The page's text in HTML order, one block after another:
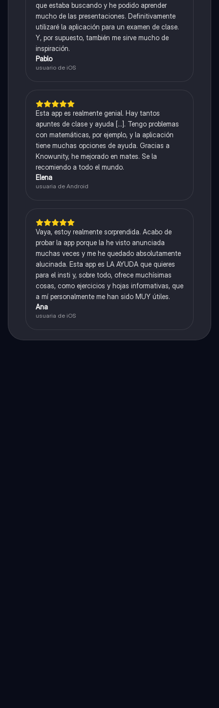
que estaba buscando y he podido aprender
mucho de las presentaciones. Definitivamente
utilizaré la aplicación para un examen de clase.
Y, por supuesto, también me sirve mucho de
inspiración.
Pablo
usuario de iOS
Esta app es realmente genial. Hay tantos
apuntes de clase y ayuda [...]. Tengo problemas
con matemáticas, por ejemplo, y la aplicación
tiene muchas opciones de ayuda. Gracias a
Knowunity, he mejorado en mates. Se la
recomiendo a todo el mundo.
Elena
usuaria de Android
Vaya, estoy realmente sorprendida. Acabo de
probar la app porque la he visto anunciada
muchas veces y me he quedado absolutamente
alucinada. Esta app es LA AYUDA que quieres
para el insti y, sobre todo, ofrece muchísimas
cosas, como ejercicios y hojas informativas, que
a mí personalmente me han sido MUY útiles.
Ana
usuaria de iOS